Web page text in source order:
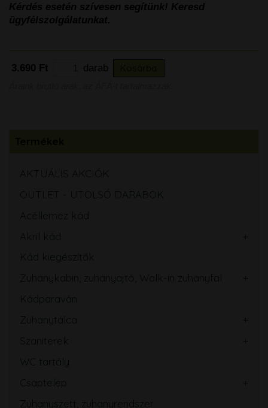
Kérdés esetén szívesen segítünk! Keresd
ügyfélszolgálatunkat.
3.690 Ft darab
AKTUÁLIS AKCIÓK
OUTLET - UTOLSÓ DARABOK
Acéllemez kád
Akril kád
Kád kiegészítők
Zuhanykabin, zuhanyajtó, Walk-in zuhanyfal
Kádparaván
Zuhanytálca
Szaniterek
WC tartály
Csaptelep
Zuhanyszett, zuhanyrendszer